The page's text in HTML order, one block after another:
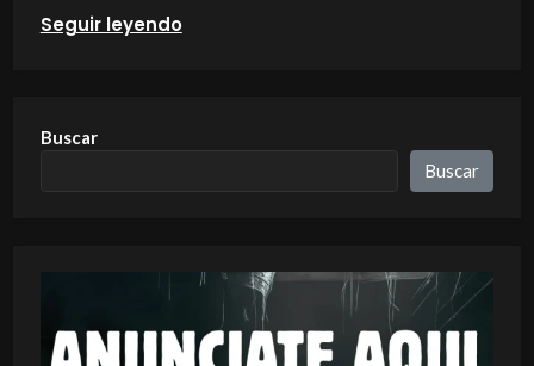
Seguir leyendo
Buscar
Buscar